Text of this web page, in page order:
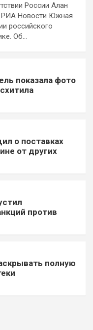
России Алан
РИА Новости Южная
российского
Об…
показала фото
о поставках
от других
против
полную